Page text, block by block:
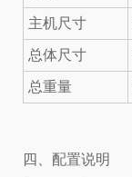
主机尺寸
总体尺寸
总重量
四、配置说明